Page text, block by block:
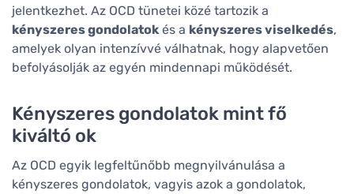
jelentkezhet. Az OCD tünetei közé tartozik a
kényszeres gondolatok és a kényszeres viselkedés,
amelyek olyan intenzívvé válhatnak, hogy alapvetően
befolyásolják az egyén mindennapi működését.
Kényszeres gondolatok mint fő
kiváltó ok
Az OCD egyik legfeltűnőbb megnyilvánulása a
kényszeres gondolatok, vagyis azok a gondolatok,